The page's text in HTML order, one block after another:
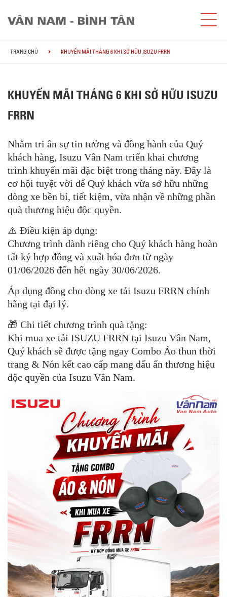
TRANG CHỦ KHUYẾN MÃI THÁNG 6 KHI SỞ HỮU ISUZU FRRN
KHUYẾN MÃI THÁNG 6 KHI SỞ HỮU ISUZU
FRRN
Nhằm tri ân sự tin tưởng và đồng hành của Quý
khách hàng, Isuzu Vân Nam triển khai chương
trình khuyến mãi đặc biệt trong tháng này. Đây là
cơ hội tuyệt vời để Quý khách vừa sở hữu những
dòng xe bền bỉ, tiết kiệm, vừa nhận về những phần
quà thương hiệu độc quyền.
⚠️ Điều kiện áp dụng:
Chương trình dành riêng cho Quý khách hàng hoàn
tất ký hợp đồng và xuất hóa đơn từ ngày
01/06/2026 đến hết ngày 30/06/2026.
Áp dụng đồng cho dòng xe tải Isuzu FRRN chính
hãng tại đại lý.
🎁 Chi tiết chương trình quà tặng:
Khi mua xe tải ISUZU FRRN tại Isuzu Vân Nam,
Quý khách sẽ được tặng ngay Combo Áo thun thời
trang & Nón kết cao cấp mang dấu ấn thương hiệu
độc quyền của Isuzu Vân Nam.